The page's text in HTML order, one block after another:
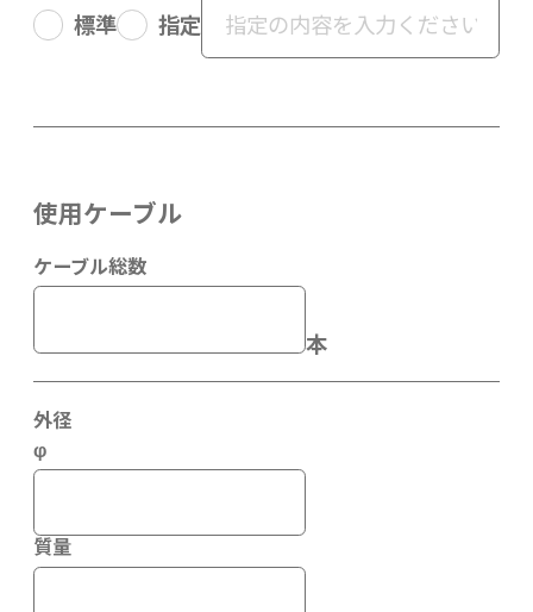
標準 指定
使用ケーブル
ケーブル総数
本
外径
φ
質量